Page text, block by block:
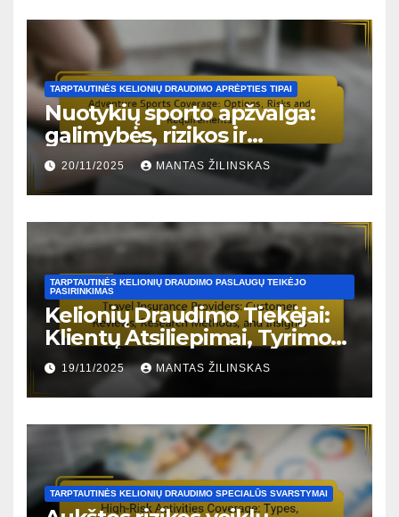
TARPTAUTINĖS KELIONIŲ DRAUDIMO APRĖPTIES TIPAI
Nuotykių sporto apžvalga:
galimybės, rizikos ir
reikalavimai
20/11/2025 MANTAS ŽILINSKAS
TARPTAUTINĖS KELIONIŲ DRAUDIMO PASLAUGŲ TEIKĖJO
PASIRINKIMAS
Kelionių Draudimo Tiekėjai:
Klientų Atsiliepimai, Tyrimo
Metodai ir Įžvalgos
19/11/2025 MANTAS ŽILINSKAS
TARPTAUTINĖS KELIONIŲ DRAUDIMO SPECIALŪS SVARSTYMAI